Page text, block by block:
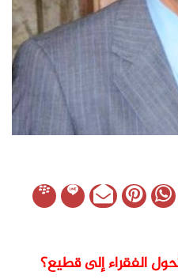
الفقراء إلى قطيع؟